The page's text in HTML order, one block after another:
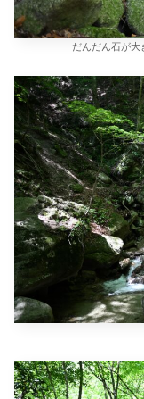
だんだん石が